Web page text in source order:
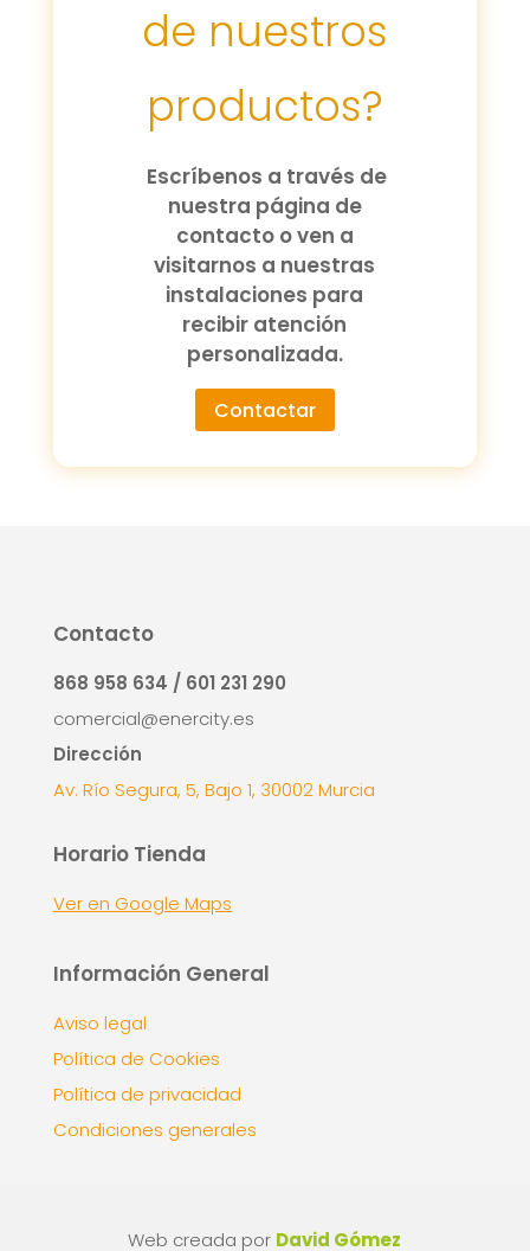
de nuestros
productos?
Escríbenos a través de
nuestra página de
contacto o ven a
visitarnos a nuestras
instalaciones para
recibir atención
personalizada.
Contactar
Contacto
868 958 634 / 601 231 290
comercial@enercity.es
Dirección
Av. Río Segura, 5, Bajo 1, 30002 Murcia
Horario Tienda
Ver en Google Maps
Información General
Aviso legal
Política de Cookies
Política de privacidad
Condiciones generales
Web creada por David Gómez